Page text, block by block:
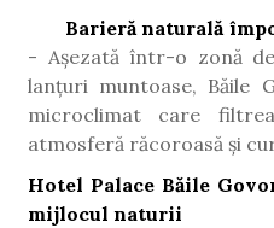
Barieră naturală
- Așezată într-o zonă
lanțuri muntoase, Băile
microclimat care
atmosferă răcoroasă și
Hotel Palace Băile
mijlocul naturii